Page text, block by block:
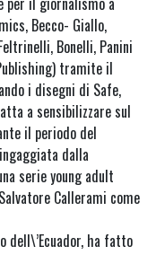
Becco- Giallo,
Bonelli, Panini
tramite il
i disegni di Safe,
a sensibilizzare sul
il periodo del
dalla
serie young adult
Callerami come
dell\’Ecuador, ha fatto